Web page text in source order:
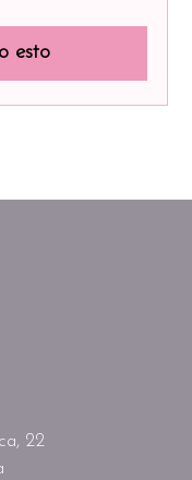
esto
22